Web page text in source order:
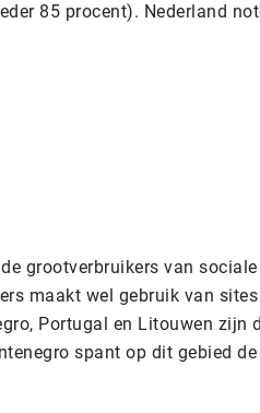
85 procent). Nederland
grootverbruikers van
maakt wel gebruik van
Portugal en Litouwen zijn
spant op dit gebied